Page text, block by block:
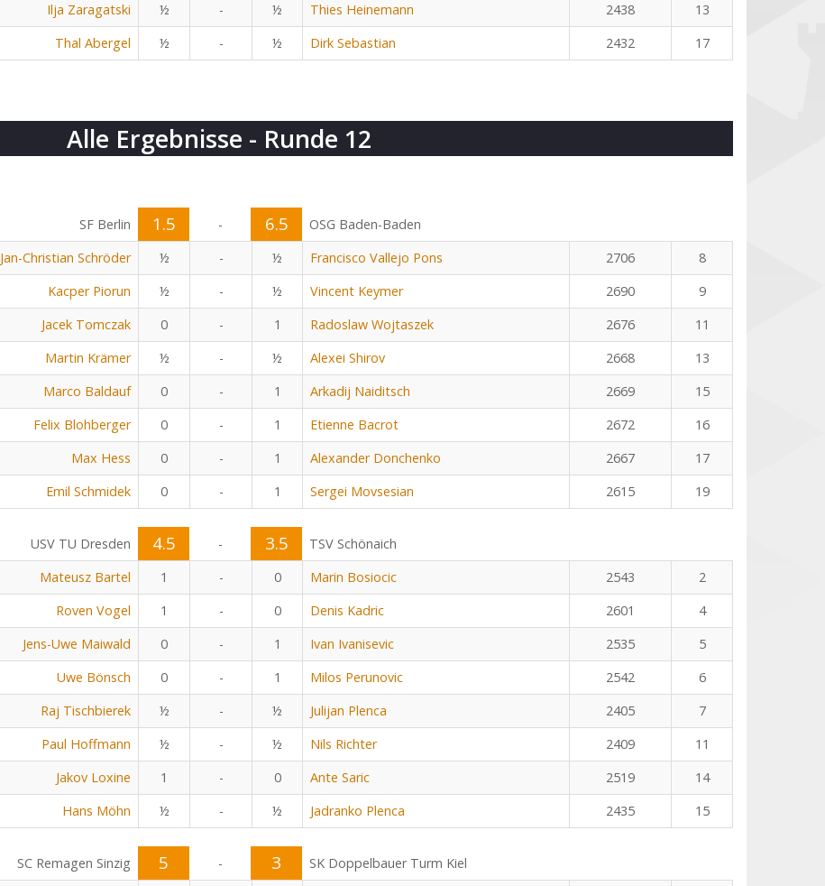
Ilja Zaragatski ½ - ½ Thies Heinemann 2438
13
Thal Abergel ½ - ½ Dirk Sebastian 2432 17
Alle Ergebnisse - Runde 12
SF Berlin 1.5 - 6.5
OSG Baden-Baden
Jan-Christian Schröder ½ - ½ Francisco Vallejo Pons 2706
8
Kacper Piorun ½ - ½ Vincent Keymer 2690
9
Jacek Tomczak 0 - 1 Radoslaw Wojtaszek 2676
11
Martin Krämer ½ - ½ Alexei Shirov 2668
13
Marco Baldauf 0 - 1 Arkadij Naiditsch 2669
15
Felix Blohberger 0 - 1 Etienne Bacrot 2672
16
Max Hess 0 - 1 Alexander Donchenko 2667
17
Emil Schmidek 0 - 1 Sergei Movsesian 2615 19
USV TU Dresden 4.5 - 3.5
TSV Schönaich
Mateusz Bartel 1 - 0 Marin Bosiocic 2543
2
Roven Vogel 1 - 0 Denis Kadric 2601
4
Jens-Uwe Maiwald 0 - 1 Ivan Ivanisevic 2535
5
Uwe Bönsch 0 - 1 Milos Perunovic 2542
6
Raj Tischbierek ½ - ½ Julijan Plenca 2405
7
Paul Hoffmann ½ - ½ Nils Richter 2409
11
Jakov Loxine 1 - 0 Ante Saric 2519
14
Hans Möhn ½ - ½ Jadranko Plenca 2435 15
SC Remagen Sinzig 5 - 3
SK Doppelbauer Turm Kiel